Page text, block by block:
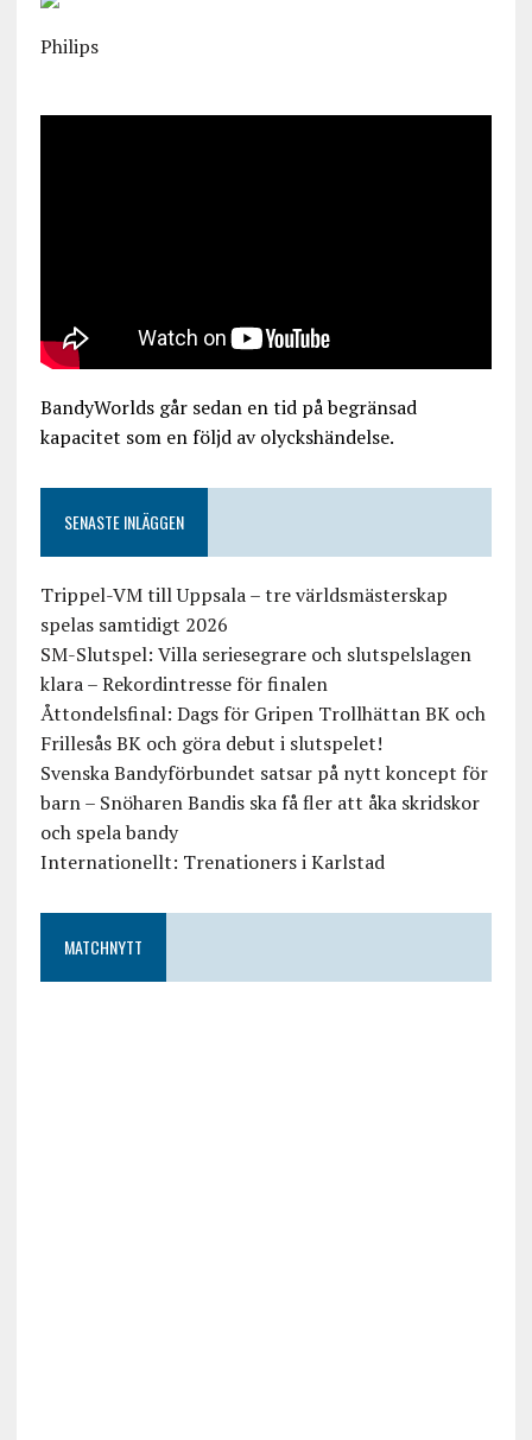
Philips
BandyWorlds går sedan en tid på begränsad
kapacitet som en följd av olyckshändelse.
SENASTE INLÄGGEN
Trippel-VM till Uppsala – tre världsmästerskap
spelas samtidigt 2026
SM-Slutspel: Villa seriesegrare och slutspelslagen
klara – Rekordintresse för finalen
Åttondelsfinal: Dags för Gripen Trollhättan BK och
Frillesås BK och göra debut i slutspelet!
Svenska Bandyförbundet satsar på nytt koncept för
barn – Snöharen Bandis ska få fler att åka skridskor
och spela bandy
Internationellt: Trenationers i Karlstad
MATCHNYTT